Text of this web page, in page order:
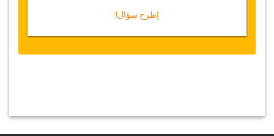
إطرح سؤال!